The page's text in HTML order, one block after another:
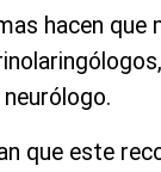
hacen
que este